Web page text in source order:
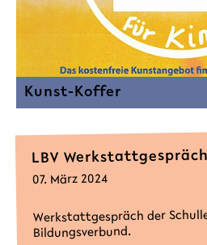
Kunst-Koffer
LBV Werkstattgespräch
07. März 2024
Werkstattgespräch der
Bildungsverbund.